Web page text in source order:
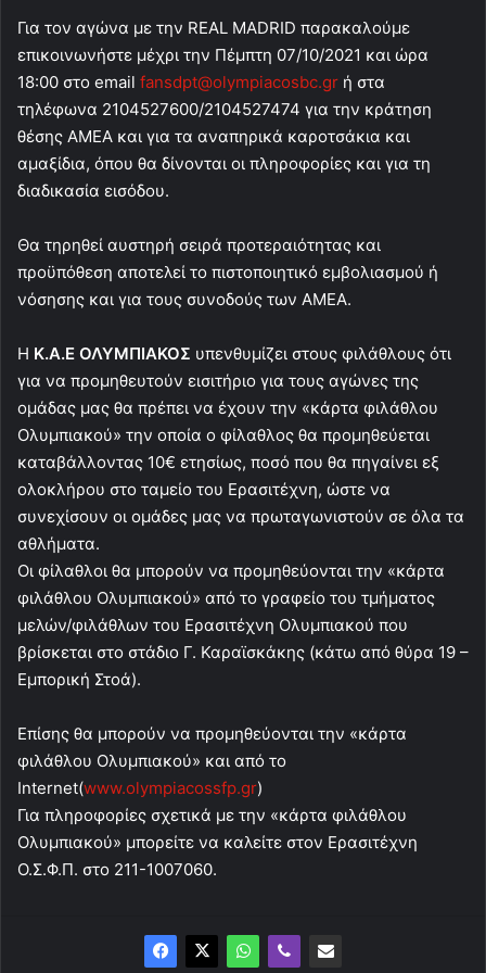
Για τον αγώνα με την REAL MADRID παρακαλούμε
επικοινωνήστε μέχρι την Πέμπτη 07/10/2021 και ώρα
18:00 στο email fansdpt@olympiacosbc.gr ή στα
τηλέφωνα 2104527600/2104527474 για την κράτηση
θέσης ΑΜΕΑ και για τα αναπηρικά καροτσάκια και
αμαξίδια, όπου θα δίνονται οι πληροφορίες και για τη
διαδικασία εισόδου.
Θα τηρηθεί αυστηρή σειρά προτεραιότητας και
προϋπόθεση αποτελεί το πιστοποιητικό εμβολιασμού ή
νόσησης και για τους συνοδούς των ΑΜΕΑ.
Η Κ.Α.Ε ΟΛΥΜΠΙΑΚΟΣ υπενθυμίζει στους φιλάθλους ότι
για να προμηθευτούν εισιτήριο για τους αγώνες της
ομάδας μας θα πρέπει να έχουν την «κάρτα φιλάθλου
Ολυμπιακού» την οποία ο φίλαθλος θα προμηθεύεται
καταβάλλοντας 10€ ετησίως, ποσό που θα πηγαίνει εξ
ολοκλήρου στο ταμείο του Ερασιτέχνη, ώστε να
συνεχίσουν οι ομάδες μας να πρωταγωνιστούν σε όλα τα
αθλήματα.
Οι φίλαθλοι θα μπορούν να προμηθεύονται την «κάρτα
φιλάθλου Ολυμπιακού» από το γραφείο του τμήματος
μελών/φιλάθλων του Ερασιτέχνη Ολυμπιακού που
βρίσκεται στο στάδιο Γ. Καραϊσκάκης (κάτω από θύρα 19 –
Εμπορική Στοά).
Επίσης θα μπορούν να προμηθεύονται την «κάρτα
φιλάθλου Ολυμπιακού» και από το
Internet(www.olympiacossfp.gr)
Για πληροφορίες σχετικά με την «κάρτα φιλάθλου
Ολυμπιακού» μπορείτε να καλείτε στον Ερασιτέχνη
Ο.Σ.Φ.Π. στο 211-1007060.